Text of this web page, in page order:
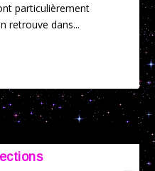
particulièrement
retrouve dans...